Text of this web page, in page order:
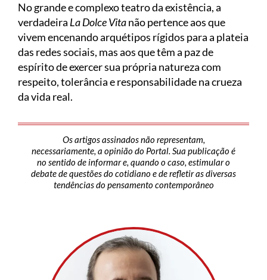
No grande e complexo teatro da existência, a
verdadeira La Dolce Vitanão pertence aos que
vivem encenando arquétipos rígidos para a plateia
das redes sociais, mas aos que têm a paz de
espírito de exercer sua própria natureza com
respeito, tolerância e responsabilidade na crueza
da vida real.
Os artigos assinados não representam,
necessariamente, a opinião do Portal. Sua publicação é
no sentido de informar e, quando o caso, estimular o
debate de questões do cotidiano e de refletir as diversas
tendências do pensamento contemporâneo